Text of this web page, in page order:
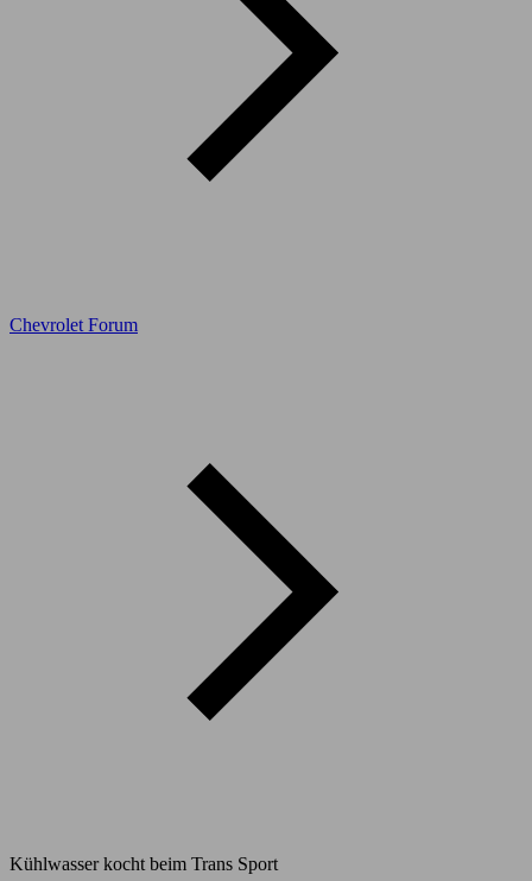
Chevrolet Forum
Kühlwasser kocht beim Trans Sport